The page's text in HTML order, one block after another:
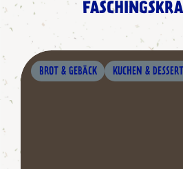
BROT & GEBÄCK KUCHEN &